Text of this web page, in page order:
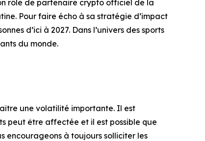
rôle de partenaire crypto officiel de la
Pour faire écho à sa stratégie d’impact
d’ici à 2027. Dans l’univers des sports
du monde.
une volatilité importante. Il est
peut être affectée et il est possible que
encourageons à toujours solliciter les